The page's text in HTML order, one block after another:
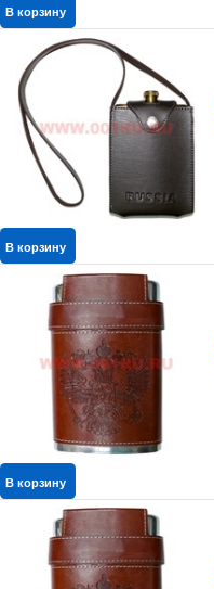
В корзину
В корзину
В корзину